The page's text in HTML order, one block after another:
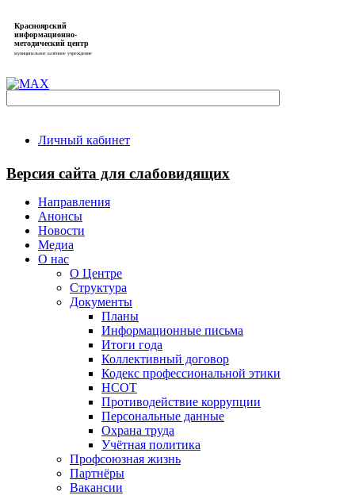
Красноярский
информационно-
методический центр
муниципальное казённое учреждение
Личный кабинет
Версия сайта для слабовидящих
Направления
Анонсы
Новости
Медиа
О нас
О Центре
Структура
Документы
Планы
Информационные письма
Итоги года
Коллективный договор
Кодекс профессиональной этики
НСОТ
Противодействие коррупции
Персональные данные
Охрана труда
Учётная политика
Профсоюзная жизнь
Партнёры
Вакансии